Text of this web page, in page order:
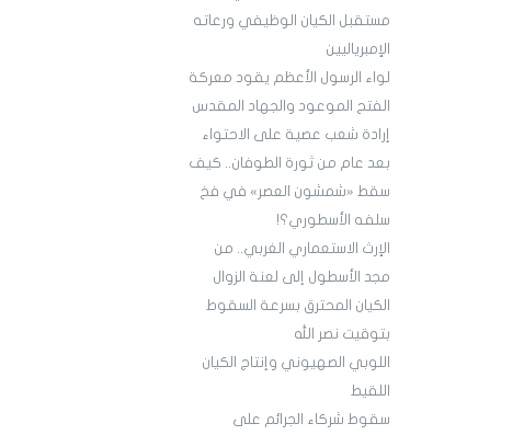
مستقبل الكيان الوظيفي ورعاته
الإمبرياليين
لواء الرسول الأعظم يقود معركة
الفتح الموعود والجهاد المقدس
إرادة شعب عصية على الاحتواء
بعد عام من ثورة الطوفان.. كيف
سقط «شمشون العصر» في فخ
سلفه الأسطوري؟!
الإرث الاستعماري الغربي.. من
مجد الأسطول إلى لعنة الزوال
الكيان المحترق بسرعة السقوط
بتوقيت نصر الله
اللوبي الصهيوني وإنتاج الكيان
اللقيط
سقوط شركاء الجرائم على